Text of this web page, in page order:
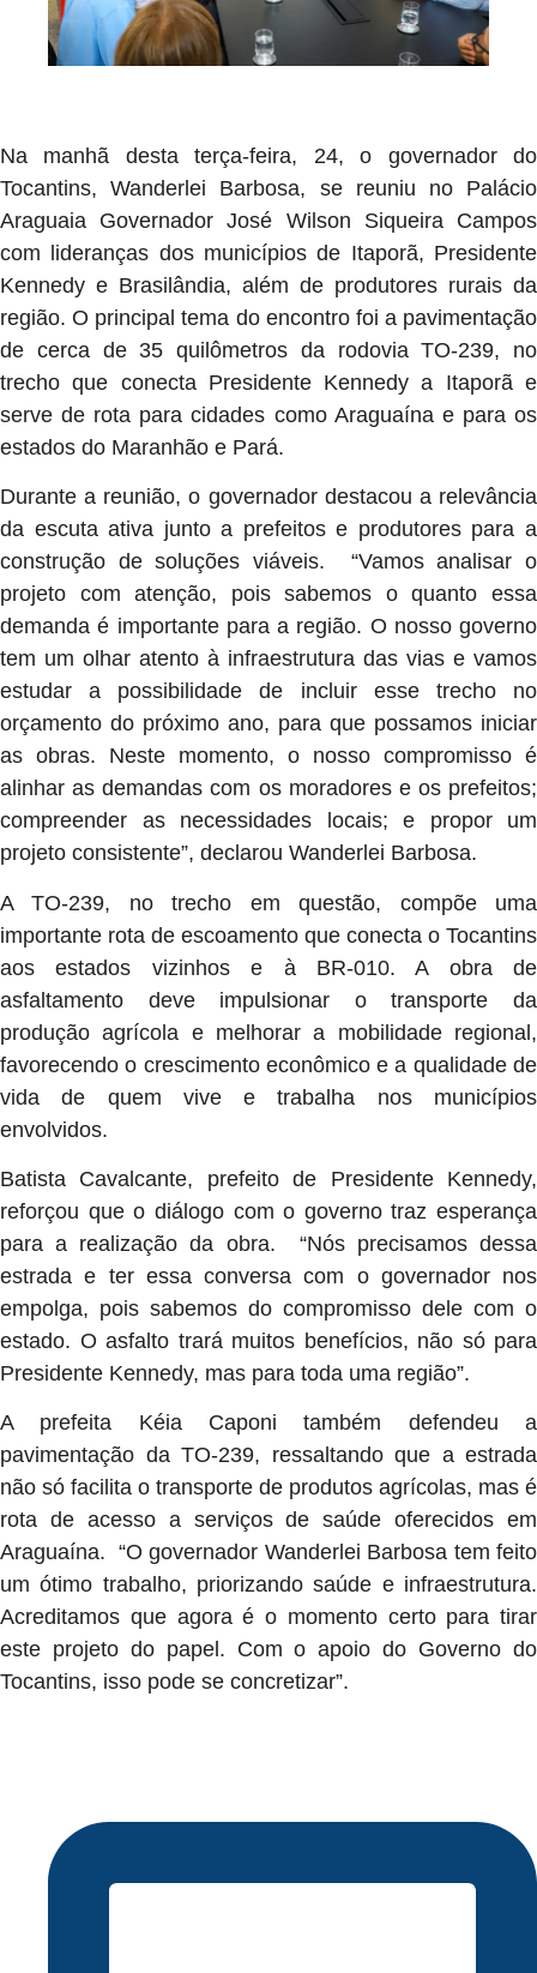
Na manhã desta terça-feira, 24, o governador do
Tocantins, Wanderlei Barbosa, se reuniu no Palácio
Araguaia Governador José Wilson Siqueira Campos
com lideranças dos municípios de Itaporã, Presidente
Kennedy e Brasilândia, além de produtores rurais da
região. O principal tema do encontro foi a pavimentação
de cerca de 35 quilômetros da rodovia TO-239, no
trecho que conecta Presidente Kennedy a Itaporã e
serve de rota para cidades como Araguaína e para os
estados do Maranhão e Pará.
Durante a reunião, o governador destacou a relevância
da escuta ativa junto a prefeitos e produtores para a
construção de soluções viáveis. “Vamos analisar o
projeto com atenção, pois sabemos o quanto essa
demanda é importante para a região. O nosso governo
tem um olhar atento à infraestrutura das vias e vamos
estudar a possibilidade de incluir esse trecho no
orçamento do próximo ano, para que possamos iniciar
as obras. Neste momento, o nosso compromisso é
alinhar as demandas com os moradores e os prefeitos;
compreender as necessidades locais; e propor um
projeto consistente”, declarou Wanderlei Barbosa.
A TO-239, no trecho em questão, compõe uma
importante rota de escoamento que conecta o Tocantins
aos estados vizinhos e à BR-010. A obra de
asfaltamento deve impulsionar o transporte da
produção agrícola e melhorar a mobilidade regional,
favorecendo o crescimento econômico e a qualidade de
vida de quem vive e trabalha nos municípios
envolvidos.
Batista Cavalcante, prefeito de Presidente Kennedy,
reforçou que o diálogo com o governo traz esperança
para a realização da obra. “Nós precisamos dessa
estrada e ter essa conversa com o governador nos
empolga, pois sabemos do compromisso dele com o
estado. O asfalto trará muitos benefícios, não só para
Presidente Kennedy, mas para toda uma região”.
A prefeita Kéia Caponi também defendeu a
pavimentação da TO-239, ressaltando que a estrada
não só facilita o transporte de produtos agrícolas, mas é
rota de acesso a serviços de saúde oferecidos em
Araguaína. “O governador Wanderlei Barbosa tem feito
um ótimo trabalho, priorizando saúde e infraestrutura.
Acreditamos que agora é o momento certo para tirar
este projeto do papel. Com o apoio do Governo do
Tocantins, isso pode se concretizar”.